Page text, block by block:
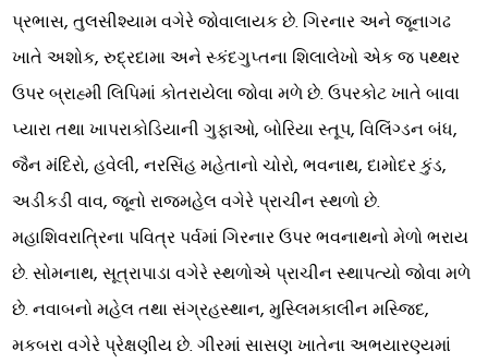
પ્રભાસ, તુલસીશ્યામ વગેરે જોવાલાયક છે. ગિરનાર અને જૂનાગઢ
ખાતે અશોક, રુદ્રદામા અને સ્કંદગુપ્તના શિલાલેખો એક જ પથ્થર
ઉપર બ્રાહ્મી લિપિમાં કોતરાયેલા જોવા મળે છે. ઉપરકોટ ખાતે બાવા
પ્યારા તથા ખાપરાકોડિયાની ગુફાઓ, બોરિયા સ્તૂપ, વિલિંગ્ડન બંધ,
જૈન મંદિરો, હવેલી, નરસિંહ મહેતાનો ચોરો, ભવનાથ, દામોદર કુંડ,
અડીકડી વાવ, જૂનો રાજમહેલ વગેરે પ્રાચીન સ્થળો છે.
મહાશિવરાત્રિના પવિત્ર પર્વમાં ગિરનાર ઉપર ભવનાથનો મેળો ભરાય
છે. સોમનાથ, સૂત્રાપાડા વગેરે સ્થળોએ પ્રાચીન સ્થાપત્યો જોવા મળે
છે. નવાબનો મહેલ તથા સંગ્રહસ્થાન, મુસ્લિમકાલીન મસ્જિદ,
મકબરા વગેરે પ્રેક્ષણીય છે. ગીરમાં સાસણ ખાતેના અભયારણ્યમાં